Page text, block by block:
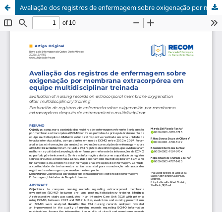
Avaliação dos registros de enfermagem sobre oxigenação por membrana extracorpórea em equipe multidisciplinar treinada